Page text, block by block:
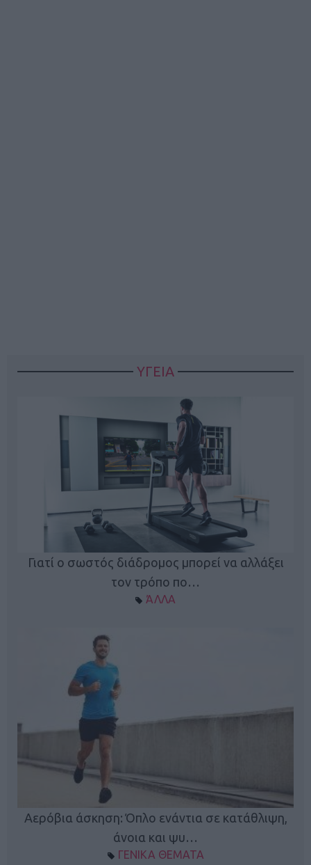
ΥΓΕΙΑ
Γιατί ο σωστός διάδρομος μπορεί να αλλάξει
τον τρόπο πο…
ΆΛΛΑ
Αερόβια άσκηση: Όπλο ενάντια σε κατάθλιψη,
άνοια και ψυ…
ΓΕΝΙΚΑ ΘΕΜΑΤΑ